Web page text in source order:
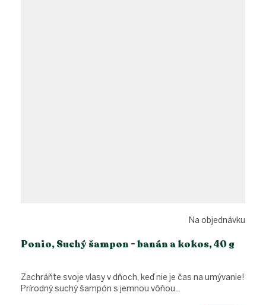
Ponio, Suchý šampon - banán a kokos, 40 g
Na objednávku
Zachráňte svoje vlasy v dňoch, keď nie je čas na umývanie!
Prírodný suchý šampón s jemnou vôňou...